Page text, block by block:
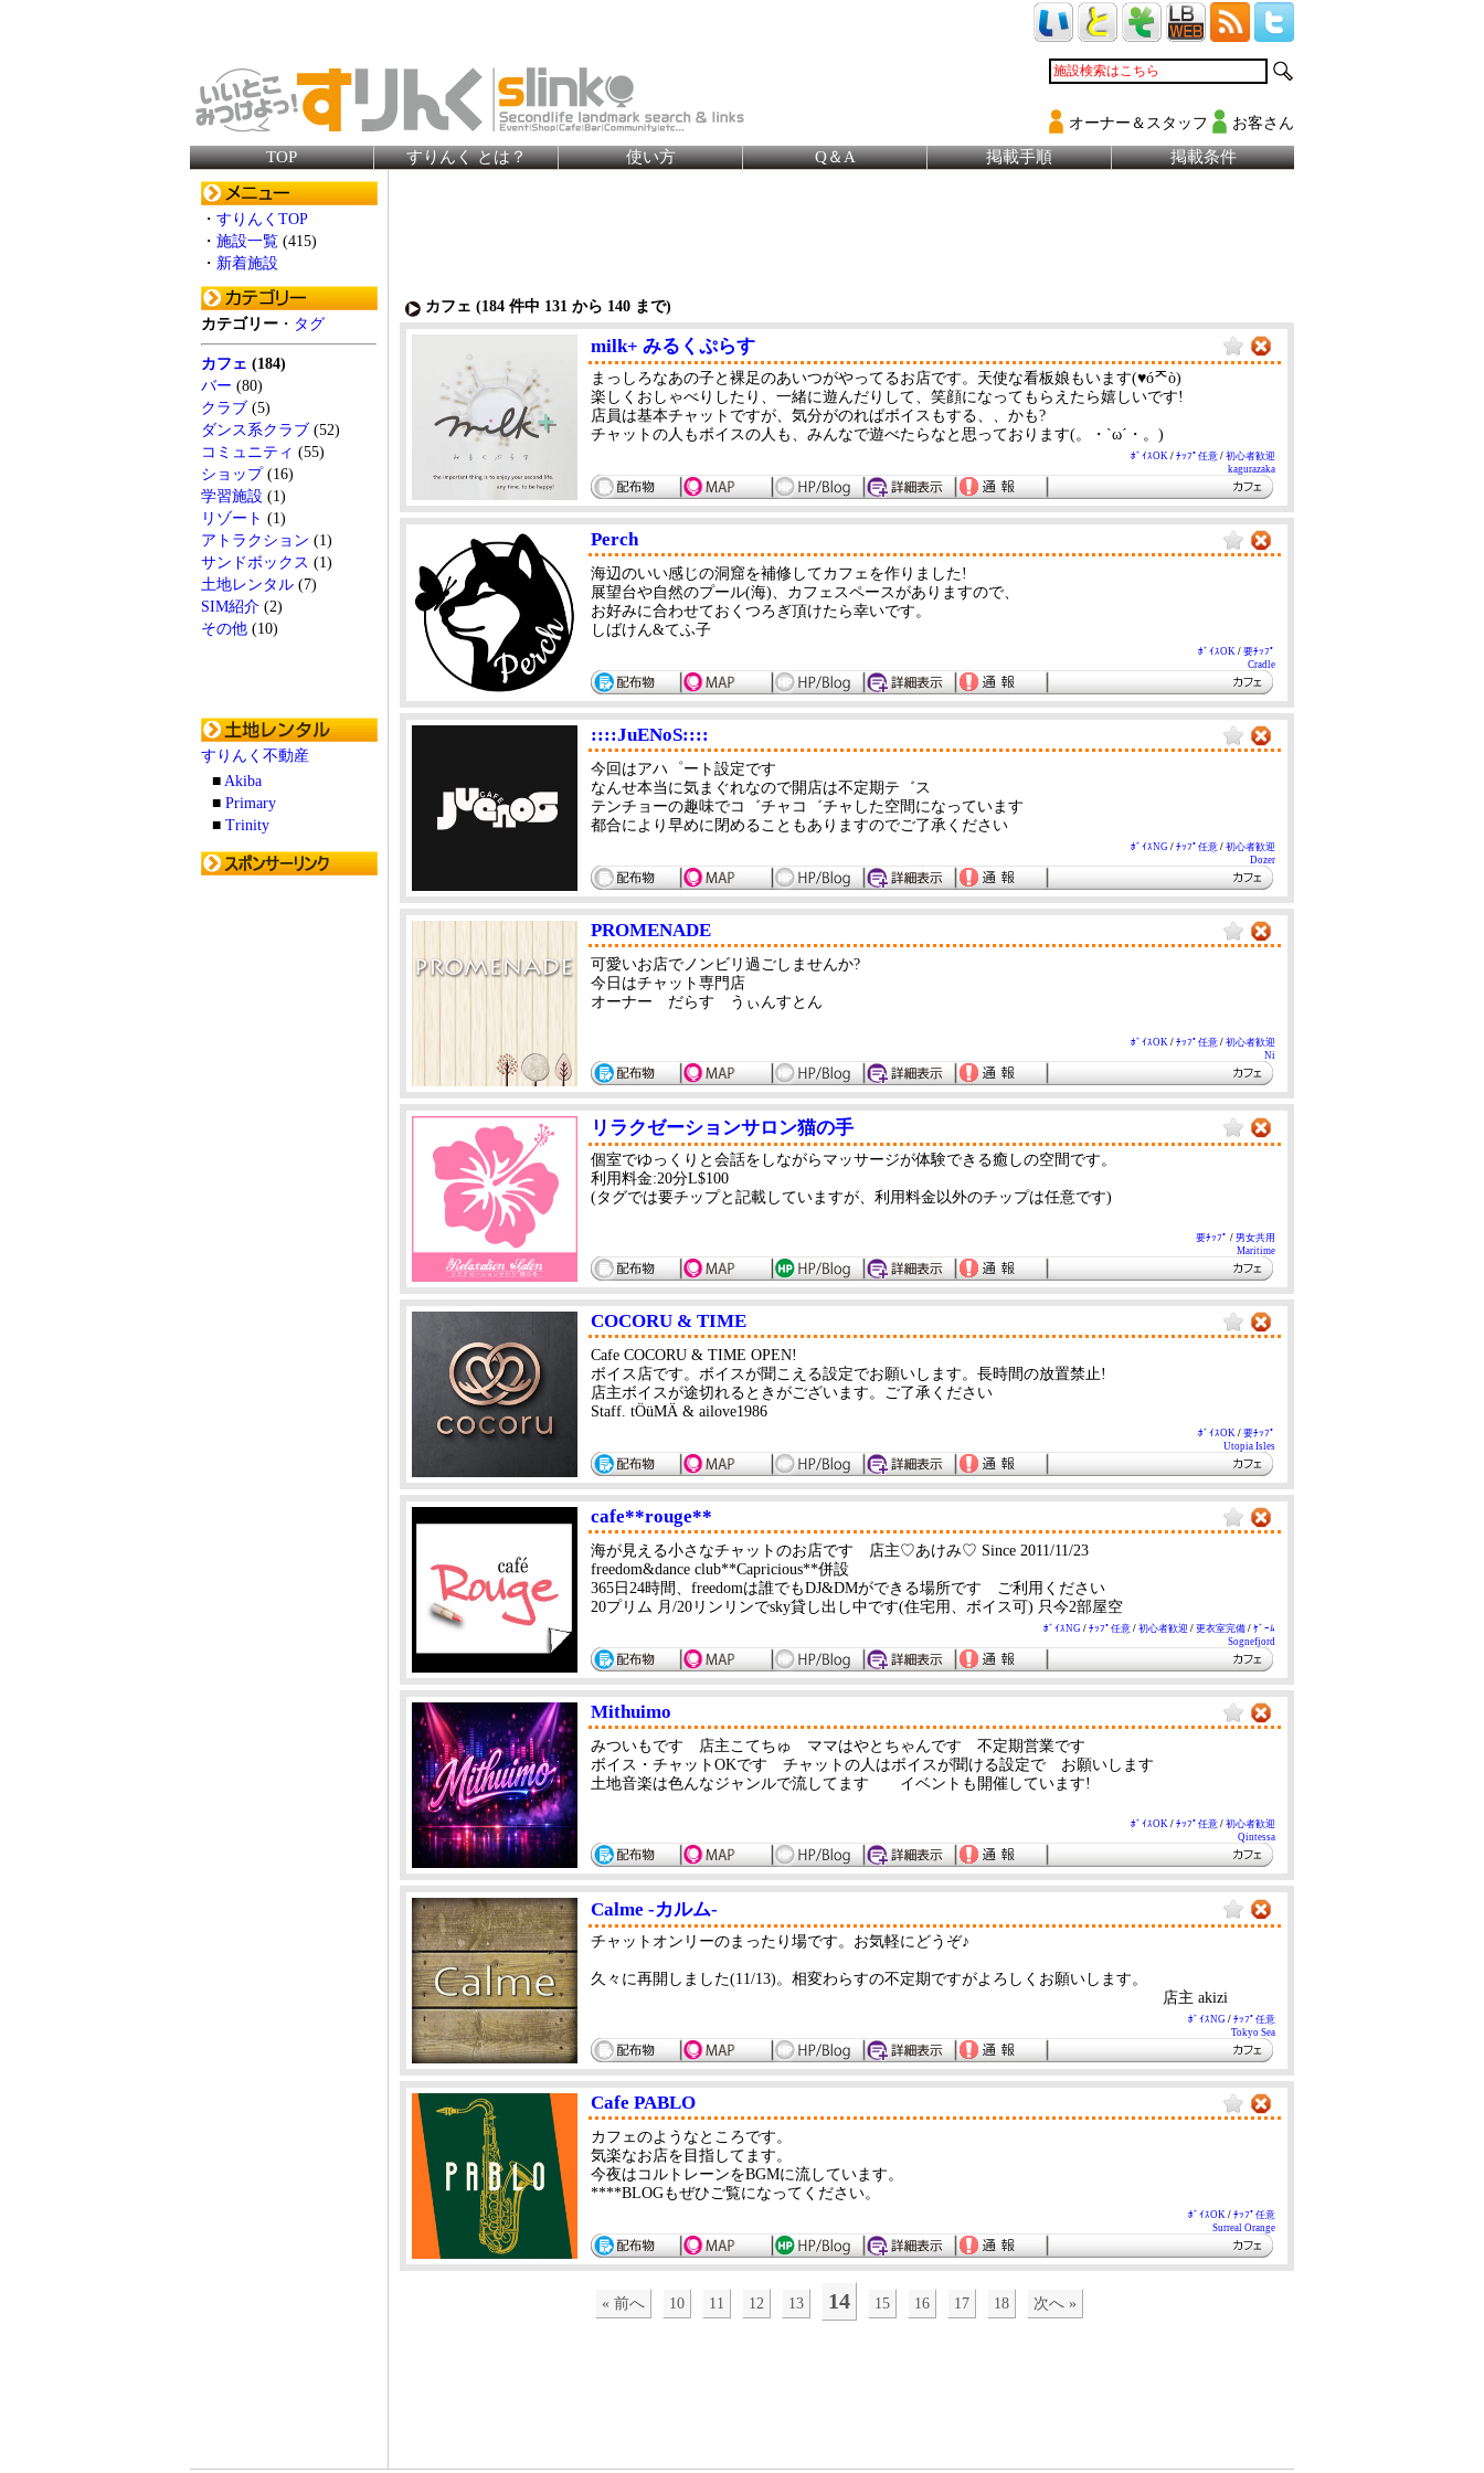
オーナー＆スタッフ お客さん
TOP すりんく とは？ 使い方 Q＆A 掲載手順 掲載条件
・ すりんくTOP
・ 施設一覧 (415)
・ 新着施設
カテゴリー ・ タグ
カフェ (184)
バー (80)
クラブ (5)
ダンス系クラブ (52)
コミュニティ (55)
ショップ(16)
学習施設 (1)
リゾート (1)
アトラクション (1)
サンドボックス (1)
土地レンタル (7)
SIM紹介 (2)
その他 (10)
すりんく不動産
■ Akiba
■ Primary
■ Trinity
カフェ (184 件中 131 から 140 まで)
milk+ みるくぷらす
まっしろなあの子と裸足のあいつがやってるお店です。天使な看板娘もいます(♥óᄌò)
楽しくおしゃべりしたり、一緒に遊んだりして、笑顔になってもらえたら嬉しいです!
店員は基本チャットですが、気分がのればボイスもする、、かも?
チャットの人もボイスの人も、みんなで遊べたらなと思っております(。・`ω´・。)ゝ
ﾎﾞｲｽOK / ﾁｯﾌﾟ任意 / 初心者歓迎
kagurazaka
Perch
海辺のいい感じの洞窟を補修してカフェを作りました!
展望台や自然のプール(海)、カフェスペースがありますので、
お好みに合わせておくつろぎ頂けたら幸いです。
しばけん&てふ子
ﾎﾞｲｽOK / 要ﾁｯﾌﾟ
Cradle
::::JuENoS::::
今回はアハ゜ート設定です
なんせ本当に気まぐれなので開店は不定期テ゛ス
テンチョーの趣味でコ゛チャコ゛チャした空間になっています
都合により早めに閉めることもありますのでご了承ください
ﾎﾞｲｽNG / ﾁｯﾌﾟ任意 / 初心者歓迎
Dozer
PROMENADE
可愛いお店でノンビリ過ごしませんか?
今日はチャット専門店
オーナー だらす うぃんすとん
ﾎﾞｲｽOK / ﾁｯﾌﾟ任意 / 初心者歓迎
Ni
リラクゼーションサロン猫の手
個室でゆっくりと会話をしながらマッサージが体験できる癒しの空間です。
利用料金:20分L$100
(タグでは要チップと記載していますが、利用料金以外のチップは任意です)
要ﾁｯﾌﾟ / 男女共用
Maritime
COCORU & TIME
Cafe COCORU & TIME OPEN!
ボイス店です。ボイスが聞こえる設定でお願いします。長時間の放置禁止!
店主ボイスが途切れるときがございます。ご了承ください
Staff. tÖüMÄ & ailove1986
ﾎﾞｲｽOK / 要ﾁｯﾌﾟ
Utopia Isles
cafe**rouge**
海が見える小さなチャットのお店です 店主♡あけみ♡ Since 2011/11/23
freedom&dance club**Capricious**併設
365日24時間、freedomは誰でもDJ&DMができる場所です ご利用ください
20プリム 月/20リンリンでsky貸し出し中です(住宅用、ボイス可) 只今2部屋空
ﾎﾞｲｽNG / ﾁｯﾌﾟ任意 / 初心者歓迎 / 更衣室完備 / ｹﾞｰﾑ
Sognefjord
Mithuimo
みついもです 店主こてちゅ ママはやとちゃんです 不定期営業です
ボイス・チャットOKです チャットの人はボイスが聞ける設定で お願いします
土地音楽は色んなジャンルで流してます イベントも開催しています!
ﾎﾞｲｽOK / ﾁｯﾌﾟ任意 / 初心者歓迎
Qintessa
Calme -カルム-
チャットオンリーのまったり場です。お気軽にどうぞ♪
久々に再開しました(11/13)。相変わらすの不定期ですがよろしくお願いします。
店主 akizi
ﾎﾞｲｽNG / ﾁｯﾌﾟ任意
Tokyo Sea
Cafe PABLO
カフェのようなところです。
気楽なお店を目指してます。
今夜はコルトレーンをBGMに流しています。
****BLOGもぜひご覧になってください。
ﾎﾞｲｽOK / ﾁｯﾌﾟ任意
Surreal Orange
« 前へ 10 11 12 13 14 15 16 17 18 次へ »